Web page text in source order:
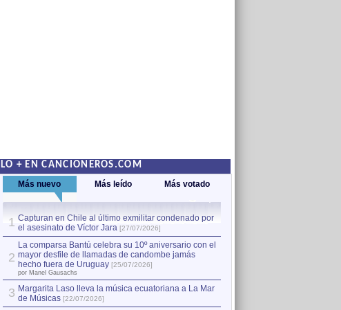
LO + EN CANCIONEROS.COM
Más nuevo Más leído Más votado
1 Capturan en Chile al último exmilitar condenado por
el asesinato de Víctor Jara [27/07/2026]
2
La comparsa Bantú celebra su 10º aniversario con el
mayor desfile de llamadas de candombe jamás
hecho fuera de Uruguay [25/07/2026]
por Manel Gausachs
3 Margarita Laso lleva la música ecuatoriana a La Mar
de Músicas [22/07/2026]